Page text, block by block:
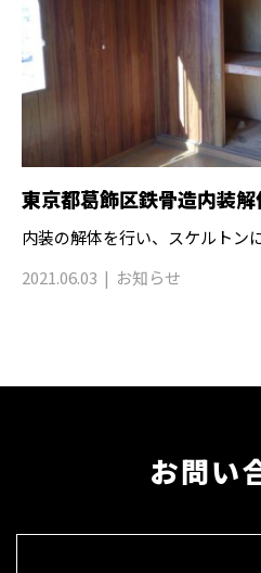
東京都葛飾区鉄骨造内装
内装の解体を行い、スケルトン
2021.06.03
お知らせ
お問い